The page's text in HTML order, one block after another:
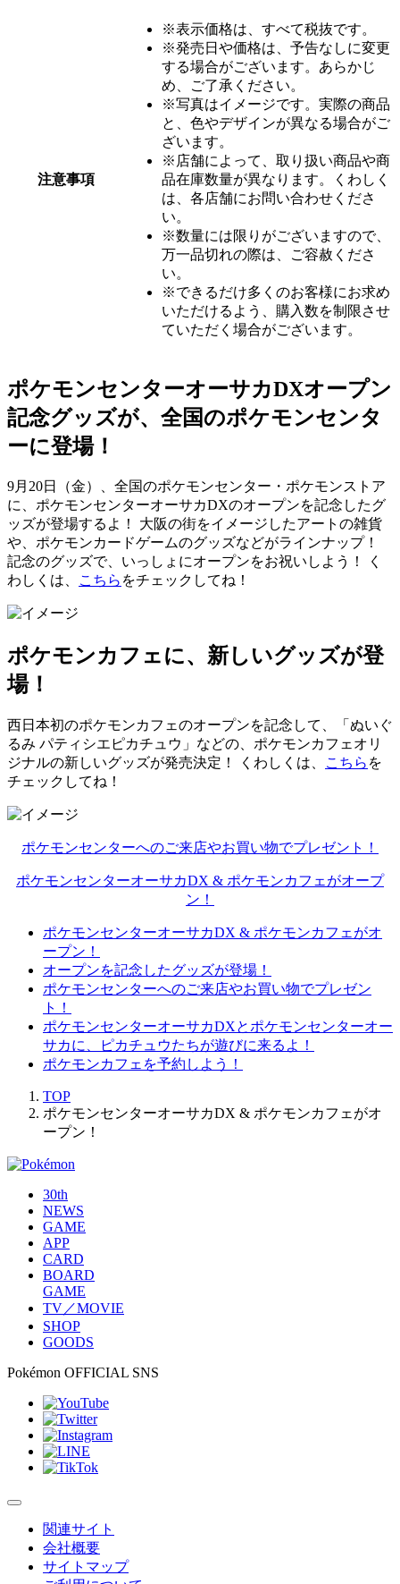
注意事項
※表示価格は、すべて税抜です。
※発売日や価格は、予告なしに変更
する場合がございます。あらかじ
め、ご了承ください。
※写真はイメージです。実際の商品
と、色やデザインが異なる場合がご
ざいます。
※店舗によって、取り扱い商品や商
品在庫数量が異なります。くわしく
は、各店舗にお問い合わせくださ
い。
※数量には限りがございますので、
万一品切れの際は、ご容赦くださ
い。
※できるだけ多くのお客様にお求め
いただけるよう、購入数を制限させ
ていただく場合がございます。
ポケモンセンターオーサカDXオープン
記念グッズが、全国のポケモンセンタ
ーに登場！
9月20日（金）、全国のポケモンセンター・ポケモンストア
に、ポケモンセンターオーサカDXのオープンを記念したグ
ッズが登場するよ！ 大阪の街をイメージしたアートの雑貨
や、ポケモンカードゲームのグッズなどがラインナップ！
記念のグッズで、いっしょにオープンをお祝いしよう！ く
わしくは、
こちら をチェックしてね！
ポケモンカフェに、新しいグッズが登
場！
西日本初のポケモンカフェのオープンを記念して、「ぬいぐ
るみ パティシエピカチュウ」などの、ポケモンカフェオリ
ジナルの新しいグッズが発売決定！ くわしくは、
こちら を
チェックしてね！
ポケモンセンターへのご来店やお買い物でプレゼント！
ポケモンセンターオーサカDX & ポケモンカフェがオープ
ン！
ポケモンセンターオーサカDX & ポケモンカフェがオ
ープン！
オープンを記念したグッズが登場！
ポケモンセンターへのご来店やお買い物でプレゼン
ト！
ポケモンセンターオーサカDXとポケモンセンターオー
サカに、ピカチュウたちが遊びに来るよ！
ポケモンカフェを予約しよう！
TOP
ポケモンセンターオーサカDX & ポケモンカフェがオ
ープン！
30th
NEWS
GAME
APP
CARD
BOARD
GAME
TV／MOVIE
SHOP
GOODS
Pokémon OFFICIAL SNS
関連サイト
会社概要
サイトマップ